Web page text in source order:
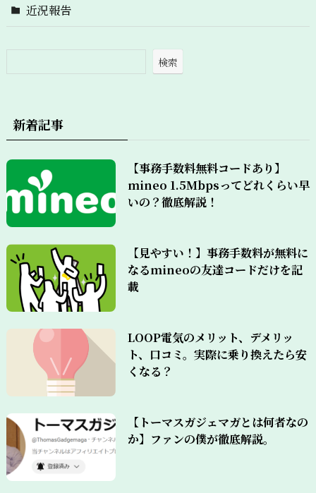
近況報告
検索
新着記事
【事務手数料無料コードあり】
mineo 1.5Mbpsってどれくらい早
いの？徹底解説！
【見やすい！】事務手数料が無料に
なるmineoの友達コードだけを記
載
LOOP電気のメリット、デメリッ
ト、口コミ。実際に乗り換えたら安
くなる？
【トーマスガジェマガとは何者なの
か】ファンの僕が徹底解説。